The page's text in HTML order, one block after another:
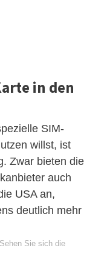
in den
SIM-
willst, ist
Zwar bieten die
auch
USA an,
deutlich mehr
Sehen Sie sich die